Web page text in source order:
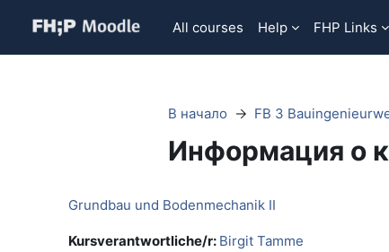
All courses
Help FHP Links
В начало FB 3
Информация о
Grundbau und Bodenmechanik II
Kursverantwortliche/r: Birgit Tamme